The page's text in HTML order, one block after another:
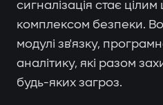
сигналізація стає
комплексом безпеки.
модулі зв'язку,
аналітику, які разом
будь-яких загроз.